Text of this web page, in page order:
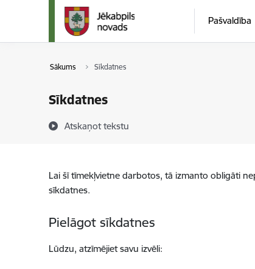
Pāriet uz lapas saturu
Pašvaldība
Sākums Sīkdatnes
Sīkdatnes
Atskaņot tekstu
Lai šī tīmekļvietne darbotos, tā izmanto obligāti
sīkdatnes.
Pielāgot sīkdatnes
Lūdzu, atzīmējiet savu izvēli: